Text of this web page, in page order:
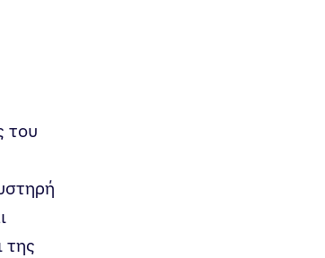
του
της